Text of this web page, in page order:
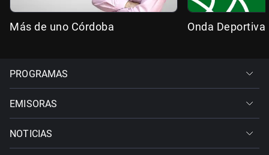
Más de uno Córdoba Onda Deportiva
PROGRAMAS
EMISORAS
NOTICIAS